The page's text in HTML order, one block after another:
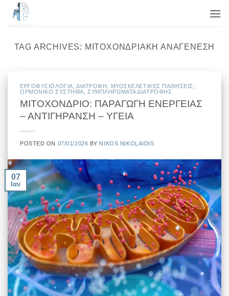
Μετάβαση
TAG ARCHIVES: ΜΙΤΟΧΟΝΔΡΙΑΚΉ ΑΝΑΓΈΝΕΣΗ
EΡΓΟΦΥΣΙΟΛΟΓΙΑ ΔΙΑΤΡΟΦΗ ΜΥΟΣΚΕΛΕΤΙΚΕΣ ΠΑΘΗΣΕΙΣ
ΟΡΜΟΝΙΚΟ ΣΥΣΤΗΜΑ ,ΣΥΜΠΛΗΡΩΜΑΤΑ ΔΙΑΤΡΟΦΗΣ
ΜΙΤΟΧΟΝΔΡΙΟ: ΠΑΡΑΓΩΓΗ ΕΝΕΡΓΕΙΑΣ
– ΑΝΤΙΓΗΡΑΝΣΗ – ΥΓΕΙΑ
POSTED ON 07/01/2026 BY NIKOS NIKOLAIDIS
07
Ιαν